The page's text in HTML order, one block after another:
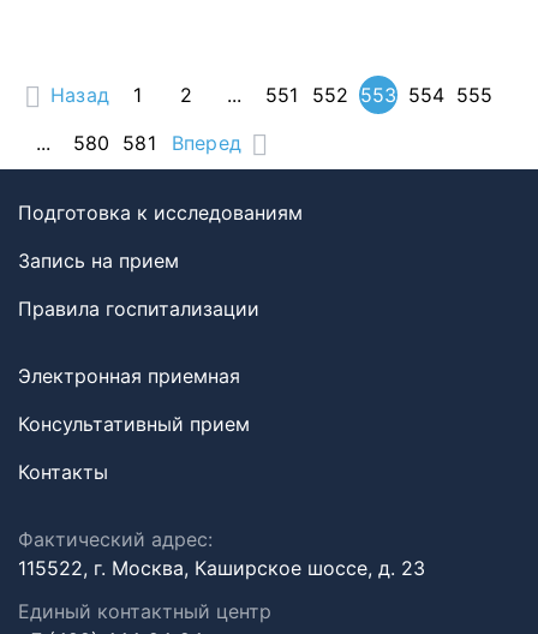
Назад 1 2 ... 551 552 553 554 555
...
580 581 Вперед
Подготовка к исследованиям
Запись на прием
Правила госпитализации
Электронная приемная
Консультативный прием
Контакты
Фактический адрес:
115522, г. Москва, Каширское шоссе, д. 23
Единый контактный центр